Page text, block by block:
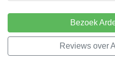
Bezoek
Reviews over